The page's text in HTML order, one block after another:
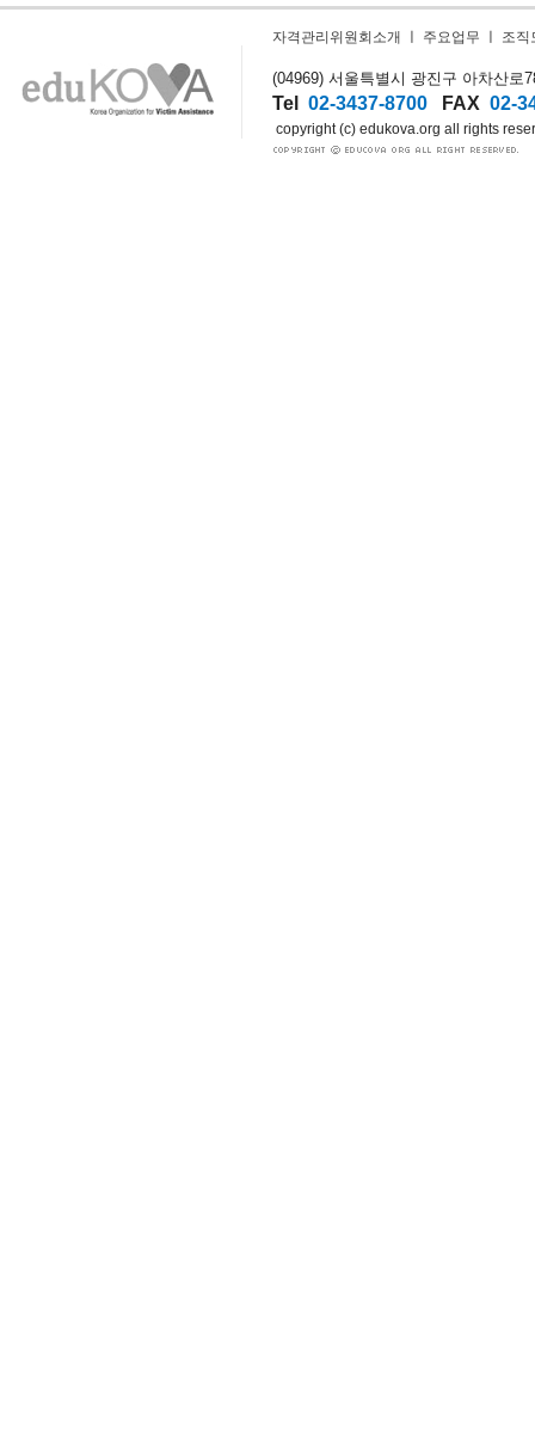
자격관리위원회소개 주요업무 조직
(04969) 서울특별시 광진구 아차산로
Tel 02-3437-8700 FAX 02-
copyright (c) edukova.org all rights